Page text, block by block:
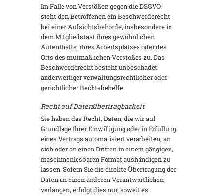
Im Falle von Verstößen gegen die DSGVO
steht den Betroffenen ein Beschwerderecht
bei einer Aufsichtsbehörde, insbesondere in
dem Mitgliedstaat ihres gewöhnlichen
Aufenthalts, ihres Arbeitsplatzes oder des
Orts des mutmaßlichen Verstoßes zu. Das
Beschwerderecht besteht unbeschadet
anderweitiger verwaltungsrechtlicher oder
gerichtlicher Rechtsbehelfe.
Recht auf Datenübertragbarkeit
Sie haben das Recht, Daten, die wir auf
Grundlage Ihrer Einwilligung oder in Erfüllung
eines Vertrags automatisiert verarbeiten, an
sich oder an einen Dritten in einem gängigen,
maschinenlesbaren Format aushändigen zu
lassen. Sofern Sie die direkte Übertragung der
Daten an einen anderen Verantwortlichen
verlangen, erfolgt dies nur, soweit es